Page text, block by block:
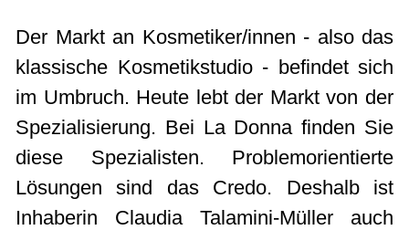
Der Markt an Kosmetiker/innen - also das
klassische Kosmetikstudio - befindet sich
im Umbruch. Heute lebt der Markt von der
Spezialisierung. Bei La Donna finden Sie
diese Spezialisten. Problemorientierte
Lösungen sind das Credo. Deshalb ist
Inhaberin Claudia Talamini-Müller auch